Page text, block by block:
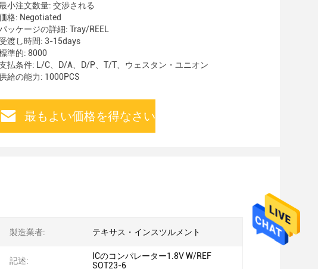
小注文数量: 交渉される
格: Negotiated
ッケージの詳細: Tray/REEL
渡し時間: 3-15days
準的: 8000
払条件: L/C、D/A、D/P、T/T、ウェスタン・ユニオン
給の能力: 1000PCS
最もよい価格を得なさい
製造業者: テキサス・インスツルメント
記述:
ICのコンパレーター1.8V W/REF
SOT23-6